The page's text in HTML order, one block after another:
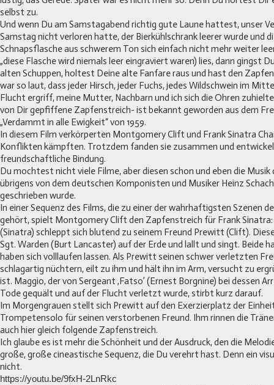
selbst zu.
Und wenn Du am Samstagabend richtig gute Laune hattest, unser
Samstag nicht verloren hatte, der Bierkühlschrank leerer wurde und
Schnapsflasche aus schwerem Ton sich einfach nicht mehr weiter
„diese Flasche wird niemals leer eingraviert waren) lies, dann gingst
alten Schuppen, holtest Deine alte Fanfare raus und hast den
war so laut, dass jeder Hirsch, jeder Fuchs, jedes Wildschwein im
Flucht ergriff, meine Mutter, Nachbarn und ich sich die Ohren
von Dir gepfiffene Zapfenstreich- ist bekannt geworden aus dem
„Verdammt in alle Ewigkeit“ von 1959.
In diesem Film verkörperten Montgomery Clift und Frank Sinatra
Konflikten kämpften. Trotzdem fanden sie zusammen und
freundschaftliche Bindung.
Du mochtest nicht viele Filme, aber diesen schon und eben die
übrigens von dem deutschen Komponisten und Musiker Heinz
geschrieben wurde.
In einer Sequenz des Films, die zu einer der wahrhaftigsten Szenen
gehört, spielt Montgomery Clift den Zapfenstreich für Frank
(Sinatra) schleppt sich blutend zu seinem Freund Prewitt (Clift).
Sgt. Warden (Burt Lancaster) auf der Erde und lallt und singt. Beide
haben sich volllaufen lassen. Als Prewitt seinen schwer verletzten
schlagartig nüchtern, eilt zu ihm und hält ihn im Arm, versucht zu
ist. Maggio, der von Sergeant ‚Fatso’ (Ernest Borgnine) bei dessen
Tode gequält und auf der Flucht verletzt wurde, stirbt kurz darauf.
Im Morgengrauen stellt sich Prewitt auf den Exerzierplatz der
Trompetensolo für seinen verstorbenen Freund. Ihm rinnen die
auch hier gleich folgende Zapfenstreich.
Ich glaube es ist mehr die Schönheit und der Ausdruck, den die
große, große cineastische Sequenz, die Du verehrt hast. Denn ein
nicht.
https://youtu.be/9fxH-2LnRkc